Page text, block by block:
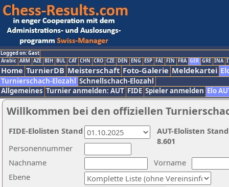
Logged on: Gast
Arabic ARM AZE BIH BUL CAT CHN CRO CZE DEN ENG ESP FAI FIN FRA GER GRE INA
Home TurnierDB Meisterschaft Foto-Galerie Meldekartei
Turnierschach-Elozahl Schnellschach-Elozahl
Allgemeines Turnier anmelden: AUT FIDE Spieler anmelden Elo
Willkommen bei den offiziellen
Nachname
Vorname
Ebene
Personennummer
AUT-Elolisten
8.601
FIDE-Elolisten Stand